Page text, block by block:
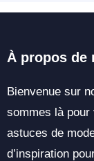
À propos de
Bienvenue sur
sommes là
astuces de
d’inspiration